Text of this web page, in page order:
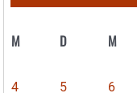
M D M
4
5 6